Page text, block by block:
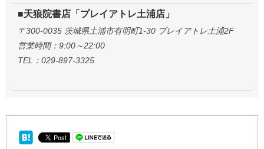
■天狼院書店「プレイアトレ土浦店」
〒300-0035 茨城県土浦市有明町1-30 プレイアトレ土浦2F
営業時間：9:00～22:00
TEL：029-897-3325